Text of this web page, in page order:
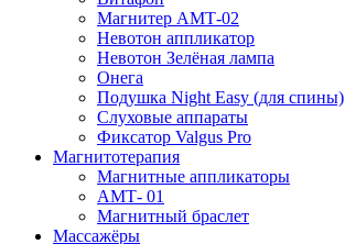
Магнитер АМТ-02
Невотон аппликатор
Невотон Зелёная лампа
Онега
Подушка Night Easy (для спины)
Слуховые аппараты
Фиксатор Valgus Pro
Магнитотерапия
Магнитные аппликаторы
АМТ- 01
Магнитный браслет
Массажёры